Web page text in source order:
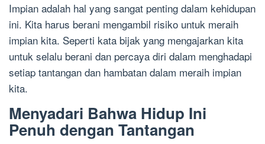
Impian adalah hal yang sangat penting dalam kehidupan
ini. Kita harus berani mengambil risiko untuk meraih
impian kita. Seperti kata bijak yang mengajarkan kita
untuk selalu berani dan percaya diri dalam menghadapi
setiap tantangan dan hambatan dalam meraih impian
kita.
Menyadari Bahwa Hidup Ini
Penuh dengan Tantangan